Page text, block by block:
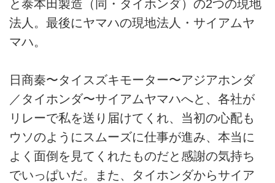
と泰本田製造（同・タイホンダ）の2つの現地
法人。最後にヤマハの現地法人・サイアムヤ
マハ。
日商秦〜タイスズキモーター〜アジアホンダ
／タイホンダ〜サイアムヤマハへと、各社が
リレーで私を送り届けてくれ、当初の心配も
ウソのようにスムーズに仕事が進み、本当に
よく面倒を見てくれたものだと感謝の気持ち
でいっぱいだ。また、タイホンダからサイア